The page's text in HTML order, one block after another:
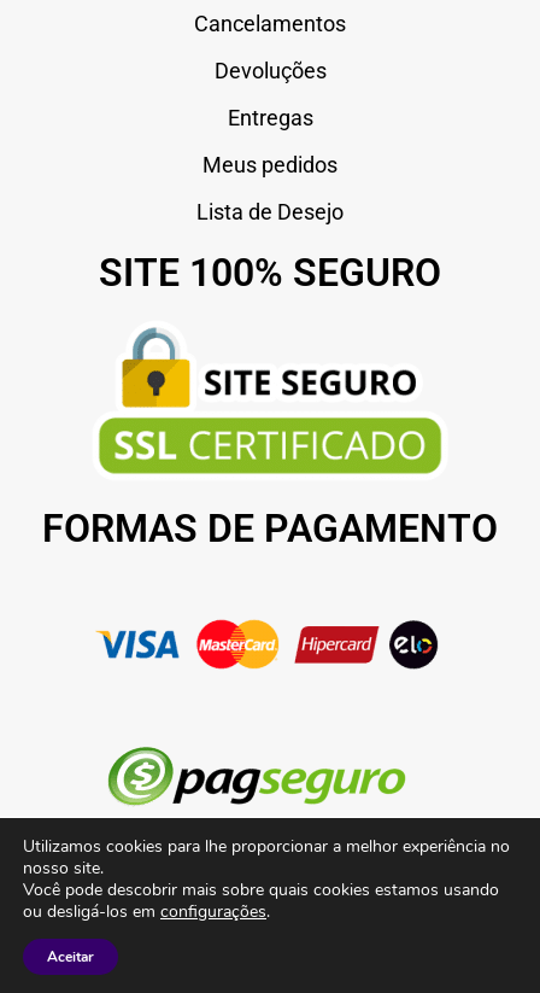
Cancelamentos
Devoluções
Entregas
Meus pedidos
Lista de Desejo
SITE 100% SEGURO
FORMAS DE PAGAMENTO
©2022 Todos os direitos reservados. Desenvolvido porConexão Soluções
Corporativas
Utilizamos cookies para lhe proporcionar a melhor experiência no
nosso site.
Você pode descobrir mais sobre quais cookies estamos usando
ou desligá-los em configurações.
Aceitar